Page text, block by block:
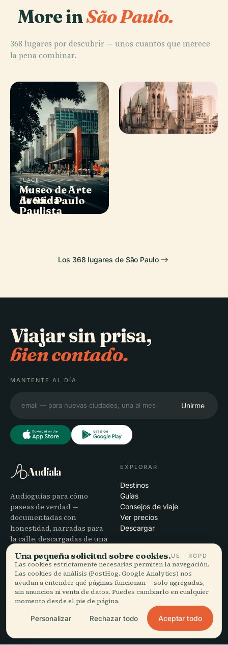
More inSão Paulo.
368 lugares por descubrir — unos cuantos que merece
la pena combinar.
PLACE
Museo de Arte
de São Paulo
PLACE
Avenida
Paulista
Los 368 lugares de São Paulo
Viajar sin prisa,
bien contado.
MANTENTE AL DÍA
Unirme
Audiala
Audioguías para cómo
paseas de verdad —
documentadas con
honestidad, narradas para
la calle, descargadas de una
EXPLORAR
Destinos
Guías
Consejos de viaje
Ver precios
Descargar
EMPRESA
Nosotros
Proceso editorial
AYUDA
Soporte
Contacto
Una pequeña solicitud sobre cookies.UE · RGPD
Las cookies estrictamente necesarias permiten la navegación.
Las cookies de análisis (PostHog, Google Analytics) nos
ayudan a entender qué páginas funcionan — solo agregadas,
sin anuncios ni venta de datos. Puedes cambiarlo en cualquier
momento desde el pie de página.
Personalizar Rechazar todo Aceptar todo